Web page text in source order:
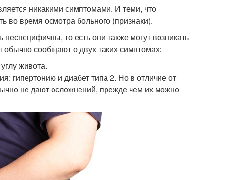
никакими симптомами. И теми, что
во время осмотра больного (признаки).
то есть они также могут возникать
сообщают о двух таких симптомах:
живота.
гипертонию и диабет типа 2. Но в отличие от
не дают осложнений, прежде чем их можно